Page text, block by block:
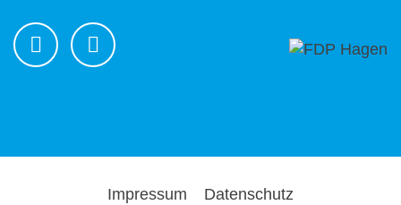
Impressum Datenschutz